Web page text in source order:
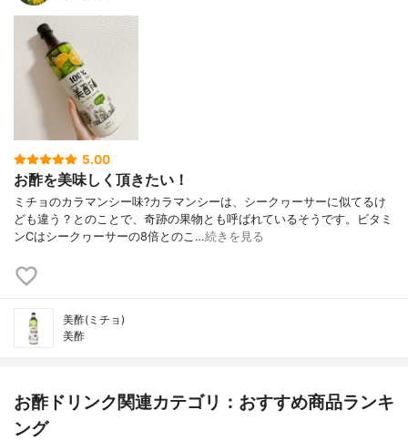
5.00
お酢を美味しく頂きたい！
ミチョのカラマンシー味?カラマンシーは、シークヮーサーに似てるけ
ども違う？とのことで、奇跡の果物とも呼ばれているそうです。ビタミ
ンCはシークヮーサーの8倍とのこ…続きを見る
美酢(ミチョ)
美酢
お酢ドリンク関連カテゴリ：おすすめ商品ランキ
ング